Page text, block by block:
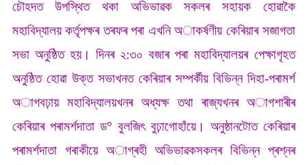
চৌহদত উপস্থিত থকা অভিভাৱক সকলৰ সহায়ক হোৱাকৈ
মহাবিদ্যালয় কৰ্তৃপক্ষৰ তৰফৰ পৰা এখনি অাকৰ্ষণীয় কেৰিয়াৰ সজাগতা
সভা অনুষ্ঠিত হয়। দিনৰ ২:৩০ বজাৰ পৰা মহাবিদ্যালয়ৰ পেক্ষাগৃহত
অনুষ্ঠিত হোৱা উক্ত সভাখনত কেৰিয়াৰ সম্পৰ্কীয় বিভিন্ন দিহা-পৰামৰ্শ
অাগবঢ়ায় মহাবিদ্যালয়খনৰ অধ্যক্ষ তথা ৰাজ্যখনৰ অাগশাৰীৰ
কেৰিয়াৰ পৰামৰ্শদাতা ড° বুলজিৎ বুঢ়াগোহাঁয়ে। অনুষ্ঠানটোত কেৰিয়াৰ
পৰামৰ্শদাতা গৰাকীয়ে অাগ্ৰহী অভিভাৱকসকলৰ বিভিন্ন প্ৰশ্নৰ